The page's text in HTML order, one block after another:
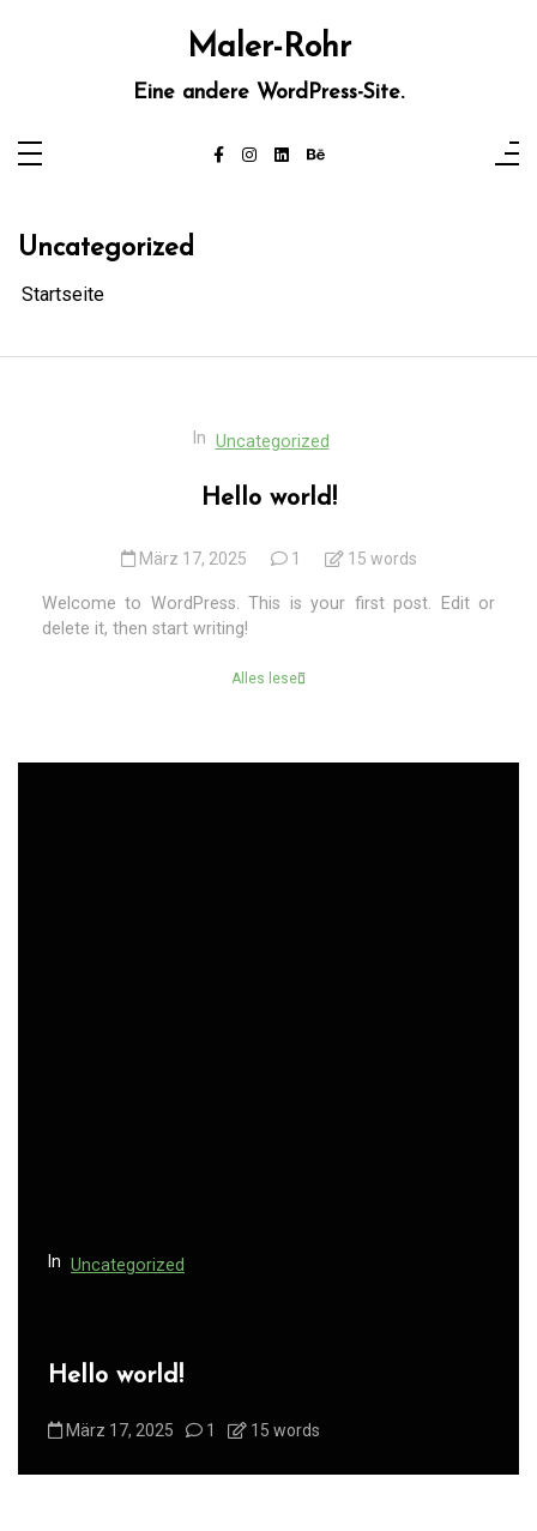
Maler-Rohr
Eine andere WordPress-Site.
Uncategorized
Startseite
In Uncategorized
Hello world!
März 17, 2025 1 15 words
Welcome to WordPress. This is your first post. Edit or
delete it, then start writing!
Alles lesen
In Uncategorized
Hello world!
März 17, 2025 1 15 words